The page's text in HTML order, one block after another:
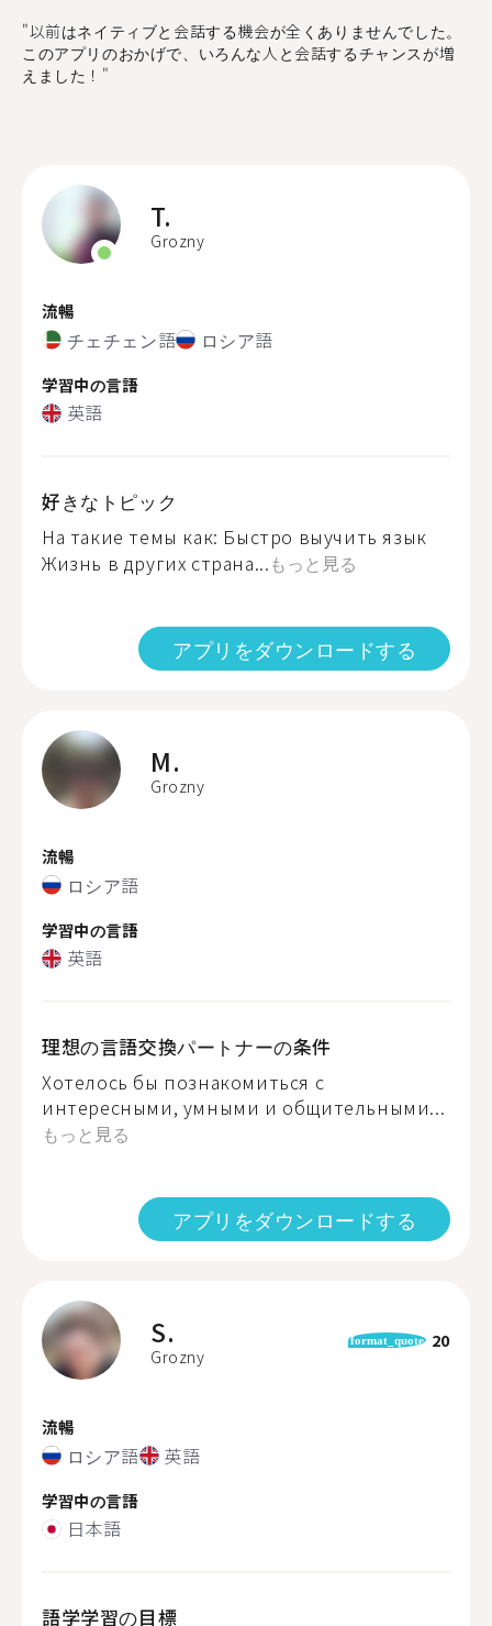
"以前はネイティブと会話する機会が全くありませんでした。
このアプリのおかげで、いろんな人と会話するチャンスが増
えました！"
T.
Grozny
流暢
チェチェン語 ロシア語
学習中の言語
英語
好きなトピック
На такие темы как: Быстро выучить язык
Жизнь в других страна...もっと見る
アプリをダウンロードする
M.
Grozny
流暢
ロシア語
学習中の言語
英語
理想の言語交換パートナーの条件
Хотелось бы познакомиться с
интересными, умными и общительными...
もっと見る
アプリをダウンロードする
S.
Grozny
format_quote 20
流暢
ロシア語 英語
学習中の言語
日本語
語学学習の目標